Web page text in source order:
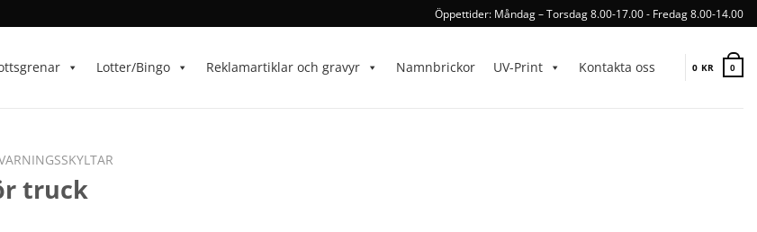
Öppettider: Måndag – Torsdag 8.00-17.00 - Fredag 8.00-14.00
Lotter/Bingo Reklamartiklar och gravyr Namnbrickor UV-Print Kontakta oss 0 KR 0
truck